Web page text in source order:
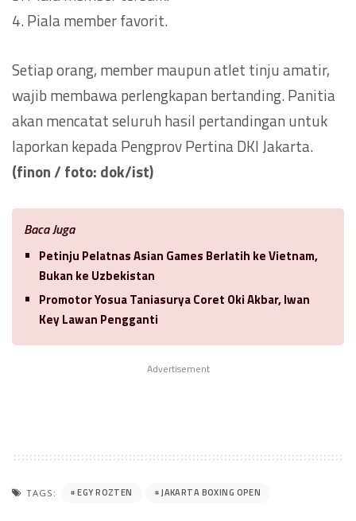
4. Piala member favorit.
Setiap orang, member maupun atlet tinju amatir,
wajib membawa perlengkapan bertanding. Panitia
akan mencatat seluruh hasil pertandingan untuk
laporkan kepada Pengprov Pertina DKI Jakarta.
(finon / foto: dok/ist)
Baca Juga
Petinju Pelatnas Asian Games Berlatih ke Vietnam,
Bukan ke Uzbekistan
Promotor Yosua Taniasurya Coret Oki Akbar, Iwan
Key Lawan Pengganti
Advertisement
TAGS: EGY ROZTEN JAKARTA BOXING OPEN